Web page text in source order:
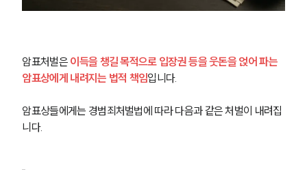
암표처벌은 이득을 챙길 목적으로 입장권 등을 웃돈을 얹어 파는
암표상에게 내려지는 법적 책임입니다.
암표상들에게는 경범죄처벌법에 따라 다음과 같은 처벌이 내려집
니다.